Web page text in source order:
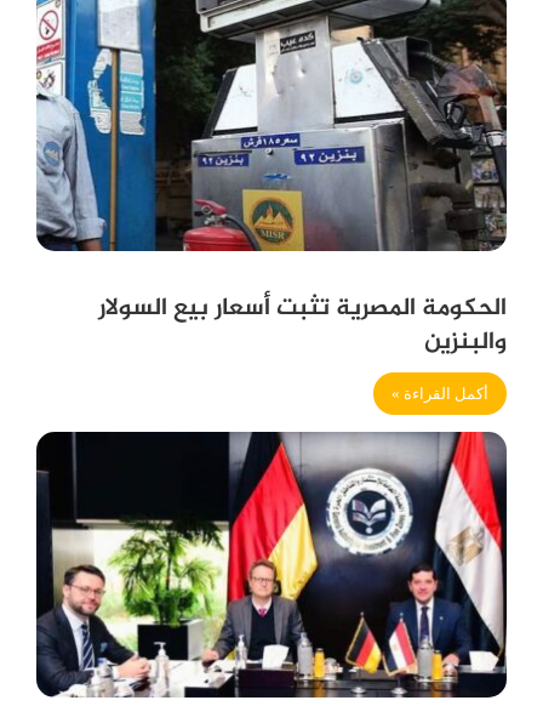
الحكومة المصرية تثبت أسعار بيع السولار
والبنزين
أكمل القراءة »